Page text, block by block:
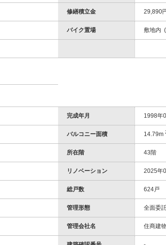
修繕積立金 29,890
バイク置場 敷地内
完成年月 1998年
バルコニー面積 14.79m
所在階 43階
リノベーション 2025年
総戸数 624戸
管理形態 全面委
管理会社名 住商建